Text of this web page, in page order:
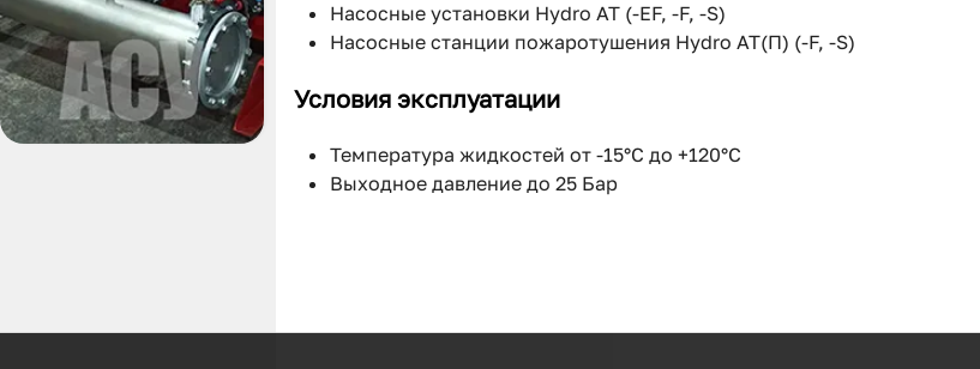
Насосные установки Hydro AT (-EF, -F, -S)
Насосные станции пожаротушения Hydro AT(П) (-F, -S)
Условия эксплуатации
Температура жидкостей от -15°C до +120°C
Выходное давление до 25 Бар